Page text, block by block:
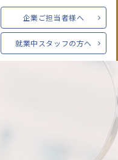
企業ご担当者様へ
就業中スタッフの方へ